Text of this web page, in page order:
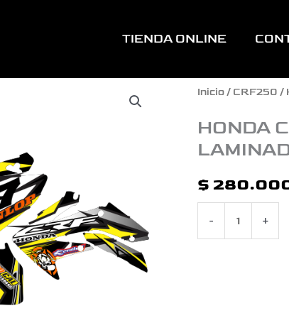
TIENDA ONLINE
Inicio/ CRF250 /
HONDA
$
-
HONDA
CRF
250
SKULL
AMARILLO
+